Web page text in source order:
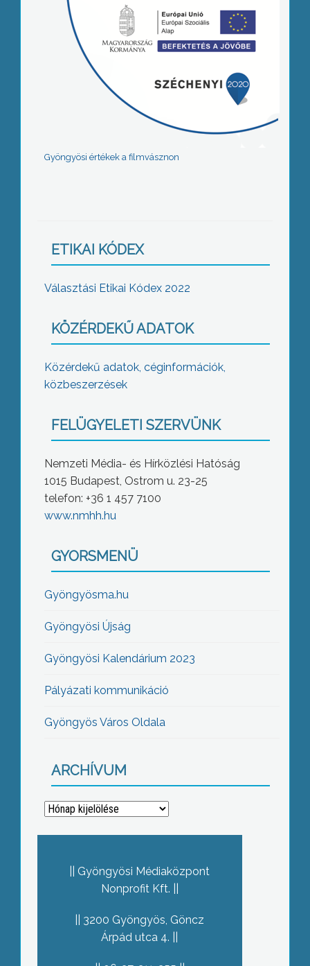
Gyöngyösi értékek a filmvásznon
ETIKAI KÓDEX
Választási Etikai Kódex 2022
KÖZÉRDEKŰ ADATOK
Közérdekű adatok, céginformációk,
közbeszerzések
FELÜGYELETI SZERVÜNK
Nemzeti Média- és Hírközlési Hatóság
1015 Budapest, Ostrom u. 23-25
telefon: +36 1 457 7100
www.nmhh.hu
GYORSMENÜ
Gyöngyösma.hu
Gyöngyösi Újság
Gyöngyösi Kalendárium 2023
Pályázati kommunikáció
Gyöngyös Város Oldala
ARCHÍVUM
Archívum
Gyöngyösi Médiaközpont
Nonprofit Kft.
3200 Gyöngyös, Göncz
Árpád utca 4.